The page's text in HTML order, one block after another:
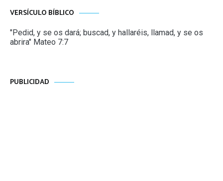
VERSÍCULO BÍBLICO
"Pedid, y se os dará; buscad, y hallaréis, llamad, y se os
abrira" Mateo 7:7
PUBLICIDAD